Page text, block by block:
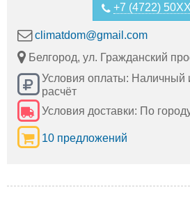
+7 (4722)
climatdom@gmail.com
Белгород, ул. Гражданский
Условия оплаты: Наличный
расчёт
Условия доставки: По
10 предложений